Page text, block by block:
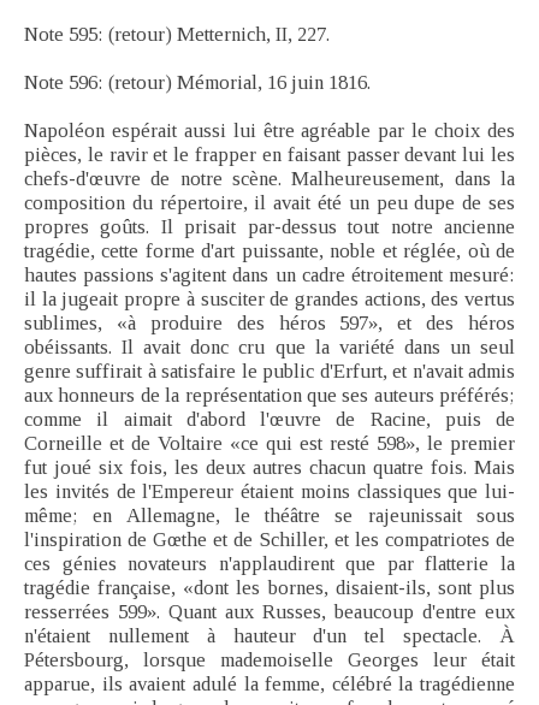
Note 595: (retour) Metternich, II, 227.
Note 596: (retour) Mémorial, 16 juin 1816.
Napoléon espérait aussi lui être agréable par le choix des
pièces, le ravir et le frapper en faisant passer devant lui les
chefs-d'œuvre de notre scène. Malheureusement, dans la
composition du répertoire, il avait été un peu dupe de ses
propres goûts. Il prisait par-dessus tout notre ancienne
tragédie, cette forme d'art puissante, noble et réglée, où de
hautes passions s'agitent dans un cadre étroitement mesuré:
il la jugeait propre à susciter de grandes actions, des vertus
sublimes, «à produire des héros 597», et des héros
obéissants. Il avait donc cru que la variété dans un seul
genre suffirait à satisfaire le public d'Erfurt, et n'avait admis
aux honneurs de la représentation que ses auteurs préférés;
comme il aimait d'abord l'œuvre de Racine, puis de
Corneille et de Voltaire «ce qui est resté 598», le premier
fut joué six fois, les deux autres chacun quatre fois. Mais
les invités de l'Empereur étaient moins classiques que lui-
même; en Allemagne, le théâtre se rajeunissait sous
l'inspiration de Gœthe et de Schiller, et les compatriotes de
ces génies novateurs n'applaudirent que par flatterie la
tragédie française, «dont les bornes, disaient-ils, sont plus
resserrées 599». Quant aux Russes, beaucoup d'entre eux
n'étaient nullement à hauteur d'un tel spectacle. À
Pétersbourg, lorsque mademoiselle Georges leur était
apparue, ils avaient adulé la femme, célébré la tragédienne